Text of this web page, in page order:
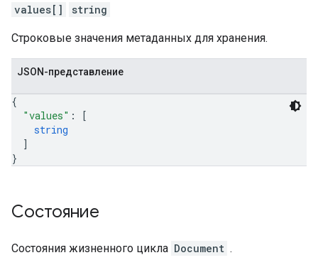
values[]
string
Строковые значения метаданных для хранения.
JSON-представление
{
"values" :
[
string
]
}
Состояние
Состояния жизненного цикла Document .